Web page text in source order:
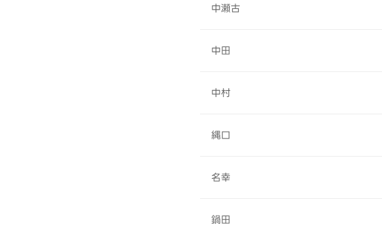
中瀬古
中田
中村
縄口
名幸
鍋田